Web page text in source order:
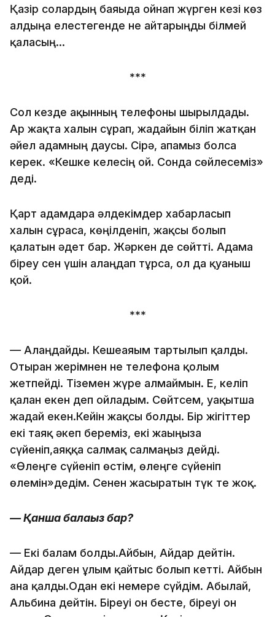
Қазір солардың баяғыда ойнап жүрген кезі көз
алдыңа елестегенде не айтарыңды білмей
қаласың…
***
Сол кезде ақынның телефоны шырылдады.
Ар жақта халын сұрап, жағдайын біліп жатқан
әйел адамның даусы. Сірә, апамыз болса
керек. «Кешке келесің ғой. Сонда сөйлесеміз»
деді.
Қарт адамдарға әлдекімдер хабарласып
халын сұраса, көңілденіп, жақсы болып
қалатын әдет бар. Жәркен де сөйтті. Адамға
біреу сен үшін алаңдап тұрса, ол да ­­қуаныш
қой.
***
— Алаңдайды. Кешеаяғым тартылып қалды.
Отырған жерімнен не телефонға қолым
жетпейді. Тіземен жүре алмаймын. Е, келіп
қалған екен деп ойладым. Сөйтсем, уақытша
жағдай екен.Кейін жақсы болды. Бір жігіттер
екі таяқ әкеп береміз, екі жағыңызға
сүйеніп,аяққа салмақ салмаңыз дейді.
«Өлеңге сүйеніп өстім, өлеңге сүйеніп
өлемін»дедім. Сенен жасыратын түк те жоқ.
— Қанша балаңыз бар?
— Екі балам болды.Айбын, Айдар дейтін.
Айдар деген ұлым қайтыс болып кетті. Айбын
ғана қалды.Одан екі немере сүйдім. Абылай,
Альбина дейтін. Біреуі он бесте, біреуі он